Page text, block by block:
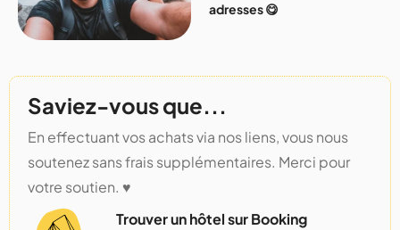
adresses 😋
Saviez-vous que...
En effectuant vos achats via nos liens, vous nous
soutenez sans frais supplémentaires. Merci pour
votre soutien. ♥️
Trouver un hôtel sur Booking